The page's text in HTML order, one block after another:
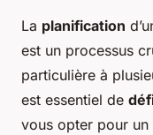
La planification
est un processus
particulière à
est essentiel de
vous opter pour un